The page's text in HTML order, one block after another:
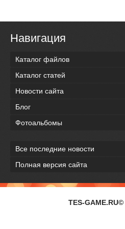
Навигация
Каталог файлов
Каталог статей
Новости сайта
Блог
Фотоальбомы
Все последние новости
Полная версия сайта
TES-